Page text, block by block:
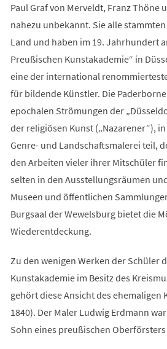
Paul Graf von Merveldt, Franz Thöne
nahezu unbekannt. Sie alle
Land und haben im 19. Jahrhundert
Preußischen Kunstakademie“ in
eine der international
für bildende Künstler. Die
epochalen Strömungen der
der religiösen Kunst („Nazarener“),
Genre- und Landschaftsmalerei teil,
den Arbeiten vieler ihrer Mitschüler
selten in den Ausstellungsräumen
Museen und öffentlichen
Burgsaal der Wewelsburg bietet die
Wiederentdeckung.
Zu den wenigen Werken der Schüler
Kunstakademie im Besitz des
gehört diese Ansicht des ehemaligen
1840). Der Maler Ludwig Erdmann
Sohn eines preußischen